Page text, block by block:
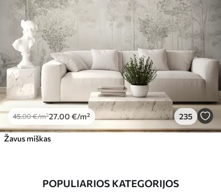
45.00€/m²27 .00 €/m² 235
Žavus miškas
POPULIARIOS KATEGORIJOS